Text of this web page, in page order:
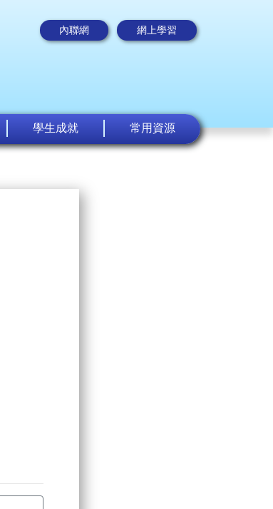
內聯網 網上學習
學生成就 常用資源